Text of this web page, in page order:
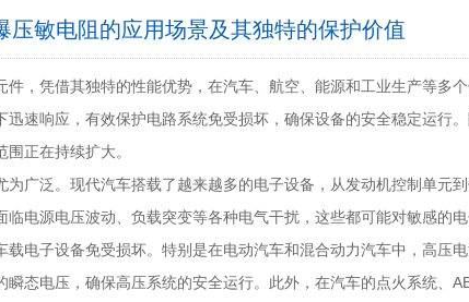
压敏电阻的应用场景及其独特的保护价值
件，凭借其独特的性能优势，在汽车、航空、能源和工业生产等多
速响应，有效保护电路系统免受损坏，确保设备的安全稳定运行
正在持续扩大。
广泛。现代汽车搭载了越来越多的电子设备，从发动机控制单元
电源电压波动、负载突变等各种电气干扰，这些都可能对敏感的
电子设备免受损坏。特别是在电动汽车和混合动力汽车中，高压
态电压，确保高压系统的安全运行。此外，在汽车的点火系统、